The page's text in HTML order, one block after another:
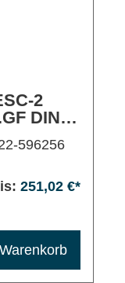
2
DIN
596256
251,02 €*